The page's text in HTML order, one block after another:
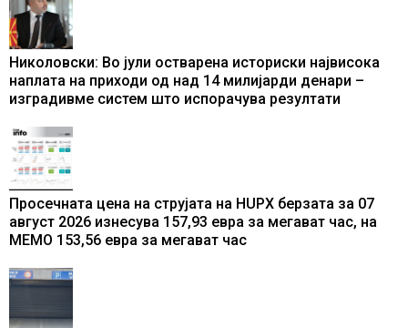
Николовски: Во јули остварена историски највисока
наплата на приходи од над 14 милијарди денари –
изградивме систем што испорачува резултати
Просечната цена на струјата на HUPX берзата за 07
август 2026 изнесува 157,93 евра за мегават час, на
МЕМО 153,56 евра за мегават час